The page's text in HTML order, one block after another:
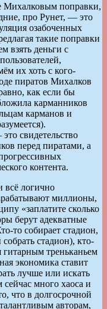
Михалковым поправки,
про Рунет, — это
озабоченных
такие поправки
взять деньги с
их хоть с кого-
пиратов Михалков
как если бы
карманников
карманов и
свидетельство
перед пиратами, а
контента.
всё логично
миллионы,
«заплатите сколько
берут адекватные
то собирает стадион,
стадион), кто-
гитарным треньканьем
экономика ставит
лучше или искать
много хаоса и
что в долгосрочной
авторам,